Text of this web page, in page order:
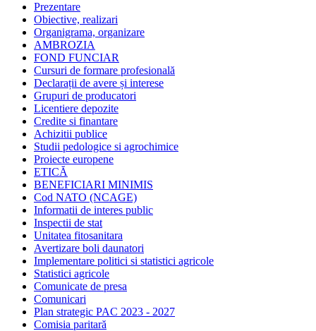
Prezentare
Obiective, realizari
Organigrama, organizare
AMBROZIA
FOND FUNCIAR
Cursuri de formare profesională
Declarații de avere și interese
Grupuri de producatori
Licentiere depozite
Credite si finantare
Achizitii publice
Studii pedologice si agrochimice
Proiecte europene
ETICĂ
BENEFICIARI MINIMIS
Cod NATO (NCAGE)
Informatii de interes public
Inspectii de stat
Unitatea fitosanitara
Avertizare boli daunatori
Implementare politici si statistici agricole
Statistici agricole
Comunicate de presa
Comunicari
Plan strategic PAC 2023 - 2027
Comisia paritară